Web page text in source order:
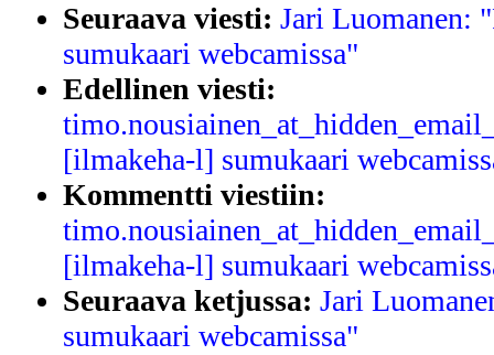
Seuraava viesti: Jari Luomanen:
sumukaari webcamissa"
Edellinen viesti:
[ilmakeha-l] sumukaari
Kommentti viestiin:
[ilmakeha-l] sumukaari
Seuraava ketjussa: Jari
sumukaari webcamissa"